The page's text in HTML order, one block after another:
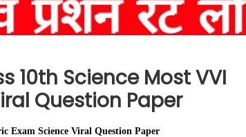
10th Science Most VVI
Question Paper
Exam Science Viral Question Paper